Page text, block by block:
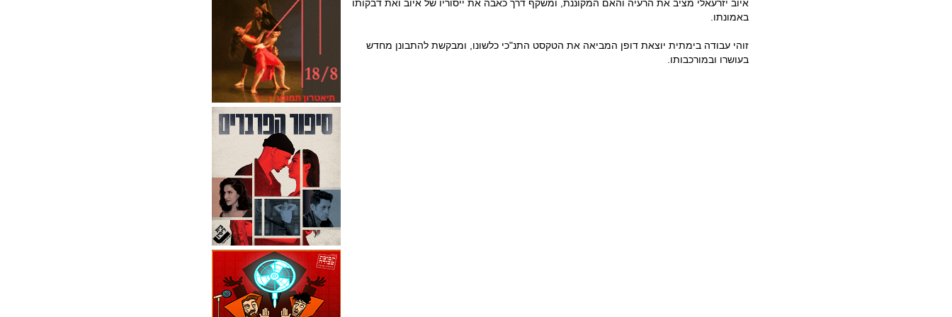
איוב יזרעאלי מציב את הרעיה והאם המקוננת, ומשקף דרך כאבה את ייסוריו של איוב ואת דבקותו
באמונתו.
זוהי עבודה בימתית יוצאת דופן המביאה את הטקסט התנ"כי כלשונו, ומבקשת להתבונן מחדש
בעושרו ובמורכבותו.